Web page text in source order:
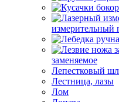
измерительный
заменяемое
Лепестковый
Лестница, лазы
Лом